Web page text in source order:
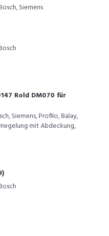
Siemens
Rold DM070 für
Siemens, Profilo, Balay,
mit Abdeckung,